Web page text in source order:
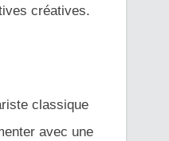
créatives.
classique
avec une